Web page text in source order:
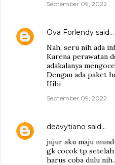
September 09, 2022
Ova Forlendy said…
Nah, seru nih ada
Karena perawatan
adakalanya
Dengan ada paket
Hihi
September 09, 2022
deavytiano said…
jujur aku maju
gk cocok tp
harus coba dulu